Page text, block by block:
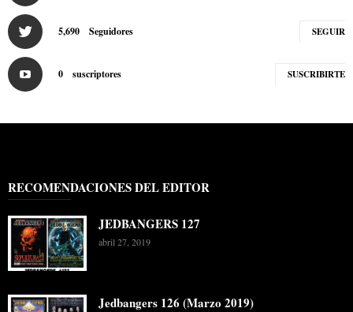
5,690 Seguidores SEGUIR
0 suscriptores SUSCRIBIRTE
RECOMENDACIONES DEL EDITOR
JEDBANGERS 127
abril 27, 2019
Jedbangers 126 (Marzo 2019)